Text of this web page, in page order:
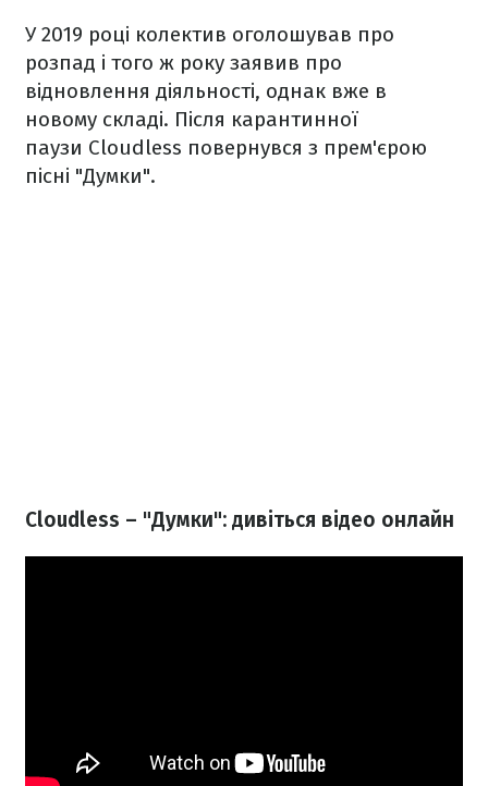
У 2019 році колектив оголошував про
розпад і того ж року заявив про
відновлення діяльності, однак вже в
новому складі. Після карантинної
паузи Cloudless повернувся з прем'єрою
пісні "Думки".
Cloudless – "Думки": дивіться відео онлайн